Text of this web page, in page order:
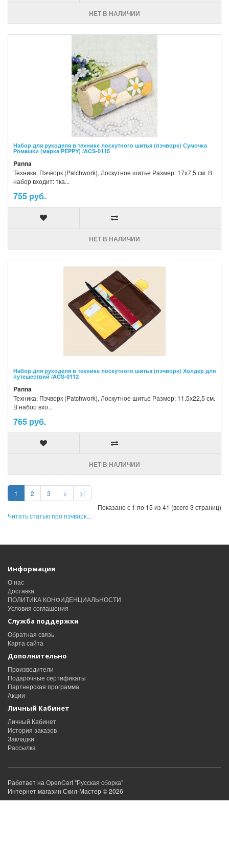
НЕТ В НАЛИЧИИ
Набор для рукоделя в технике лоскутного шитья (пэчворк) Сумочка
Ромашки (марка PEPPY) /ACS-0115
Panna
Техника: Пэчворк (Patchwork), Лоскутное шитье Размер: 17х7,5 см. В
набор входит: тка...
755 руб.
НЕТ В НАЛИЧИИ
Набор для рукоделя в технике лоскутного шитья (пэчворк) Холдер для
путешествий /ACS-0112
Panna
Техника: Пэчворк (Patchwork), Лоскутное шитье Размер: 11,5х22,5 см.
В набор вхо...
765 руб.
НЕТ В НАЛИЧИИ
1 2 3 >
>|
Показано с 1 по 15 из 41 (всего 3 страниц)
Читать статью про пэчворк...
Информация
О нас
Доставка
ПОЛИТИКА КОНФИДЕНЦИАЛЬНОСТИ
Условия соглашения
Служба поддержки
Обратная связь
Карта сайта
Дополнительно
Производители
Подарочные сертификаты
Партнерская программа
Акции
Личный Кабинет
Личный Кабинет
История заказов
Закладки
Рассылка
Работает на OpenCart "Русская сборка"
Интернет магазин Скил-Мастер © 2026